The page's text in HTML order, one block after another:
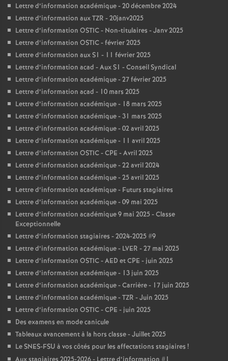
Lettre d’information académique - 20 décembre 2024
Lettre d’information aux TZR - 20janv2025
Lettre d’information OSTIC - Non-titulaires - Janv 2025
Lettre d’information OSTIC - février 2025
Lettre d’information aux S1 - 11 février 2025
Lettre d’information acad - Aux S1 - Conseil Syndical
Lettre d’information académique - 27 février 2025
Lettre d’information acad - 10 mars 2025
Lettre d’information académique - 18 mars 2025
Lettre d’information académique - 31 mars 2025
Lettre d’information académique - 02 avril 2025
Lettre d’information académique - 11 avril 2025
Lettre d’information OSTIC - CPE - Avril 2025
Lettre d’information académique - 22 avril 2024
Lettre d’information académique - 25 avril 2025
Lettre d’information académique - Futurs stagiaires
Lettre d’information académique - 09 mai 2025
Lettre d’information académique 9 mai 2025 - Classe
Exceptionnelle
Lettre d’information stagiaires - 2024-2025 #9
Lettre d’information académique - LVER - 27 mai 2025
Lettre d’information OSTIC - AED et CPE - juin 2025
Lettre d’information académique - 13 juin 2025
Lettre d’information académique - Carrière - 17 juin 2025
Lettre d’information académique - TZR - Juin 2025
Lettre d’information OSTIC - CPE - juin 2025
Des examens en mode canicule
Tableaux avancement à la hors classe - Juillet 2025
Le SNES-FSU à vos côtés pour les affectations stagiaires !